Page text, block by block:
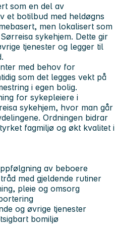
som en del av
et botilbud med heldøgns
men lokalisert som
sykehjem. Dette gir
tjenester og legger til
med behov for
som det legges vekt på
i egen bolig.
for sykepleiere i
sykehjem, hvor man går
Ordningen bidrar
fagmiljø og økt kvalitet i
av beboere
med gjeldende rutiner
pleie og omsorg
og øvrige tjenester
bomiljø